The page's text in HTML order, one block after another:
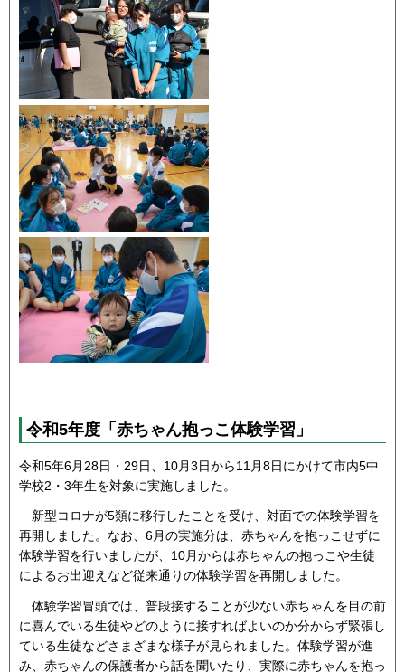
令和5年度「赤ちゃん抱っこ体験学習」
令和5年6月28日・29日、10月3日から11月8日にかけて市内5中
学校2・3年生を対象に実施しました。
新型コロナが5類に移行したことを受け、対面での体験学習を
再開しました。なお、6月の実施分は、赤ちゃんを抱っこせずに
体験学習を行いましたが、10月からは赤ちゃんの抱っこや生徒
によるお出迎えなど従来通りの体験学習を再開しました。
体験学習冒頭では、普段接することが少ない赤ちゃんを目の前
に喜んでいる生徒やどのように接すればよいのか分からず緊張し
ている生徒などさまざまな様子が見られました。体験学習が進
み、赤ちゃんの保護者から話を聞いたり、実際に赤ちゃんを抱っ